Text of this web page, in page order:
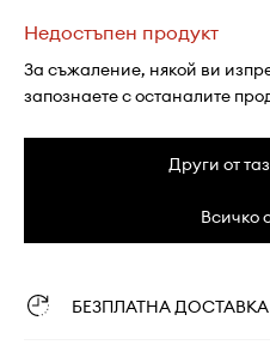
Недостъпен продукт
За съжаление, някой ви
запознаете с останалите
Други от
Всичко
БЕЗПЛАТНА ДОСТАВКА